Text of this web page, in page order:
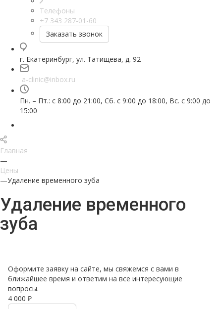
Телефоны
+7 343 287-01-60
Заказать звонок
г. Екатеринбург, ул. Татищева, д. 92
a-clinic@inbox.ru
Пн. – Пт.: с 8:00 до 21:00, Сб. с 9:00 до 18:00, Вс. с 9:00 до
15:00
Главная
—
Цены
—Удаление временного зуба
Удаление временного
зуба
Оформите заявку на сайте, мы свяжемся с вами в
ближайшее время и ответим на все интересующие
вопросы.
4 000 ₽